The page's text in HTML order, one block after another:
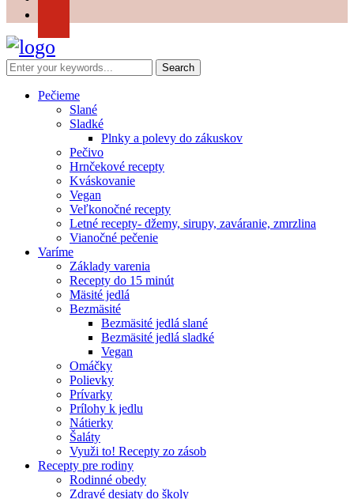
Pečieme
Slané
Sladké
Plnky a polevy do zákuskov
Pečivo
Hrnčekové recepty
Kváskovanie
Vegan
Veľkonočné recepty
Letné recepty- džemy, sirupy, zaváranie, zmrzlina
Vianočné pečenie
Varíme
Základy varenia
Recepty do 15 minút
Mäsité jedlá
Bezmäsité
Bezmäsité jedlá slané
Bezmäsité jedlá sladké
Vegan
Omáčky
Polievky
Prívarky
Prílohy k jedlu
Nátierky
Šaláty
Využi to! Recepty zo zásob
Recepty pre rodiny
Rodinné obedy
Zdravé desiaty do školy